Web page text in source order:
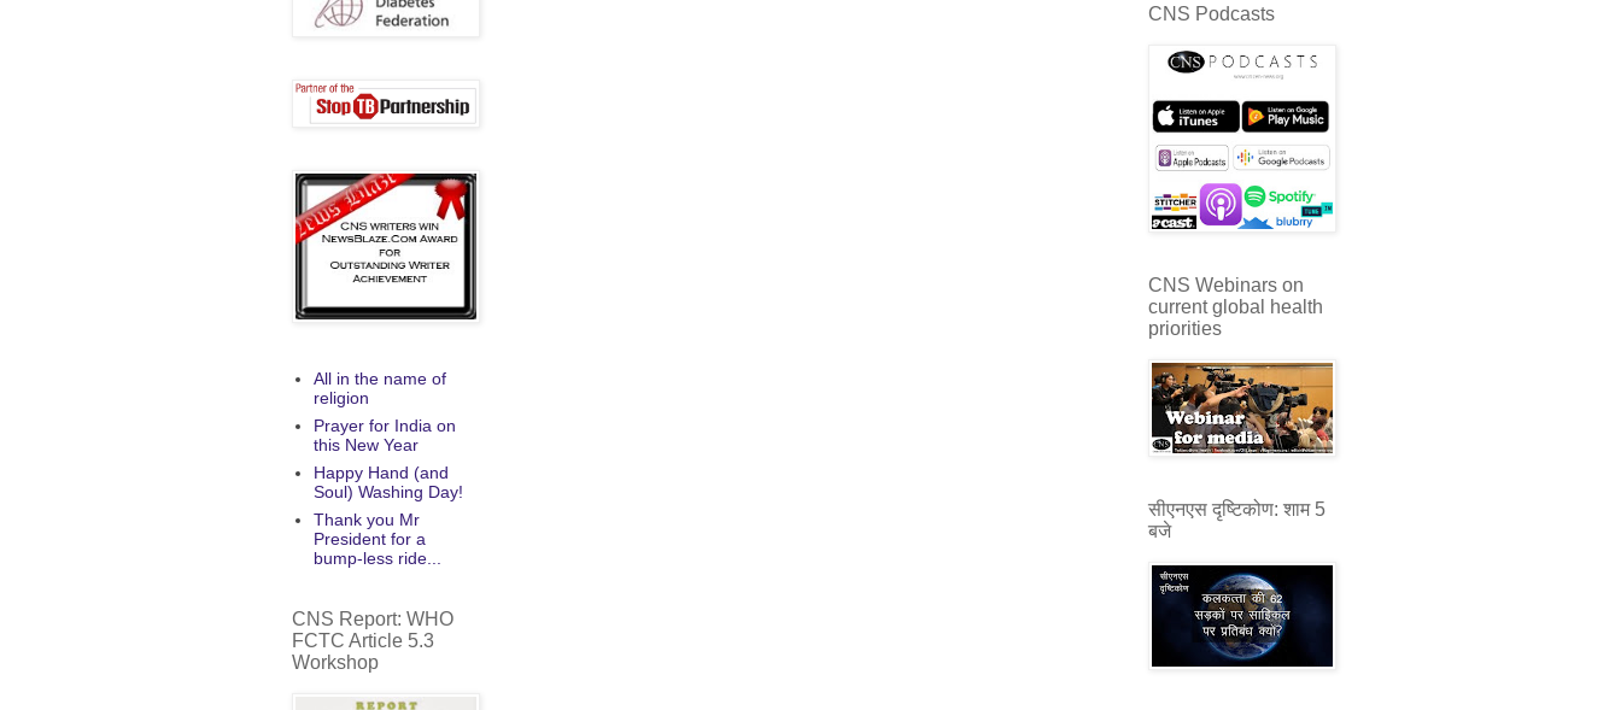
All in the name of
religion
Prayer for India on
this New Year
Happy Hand (and
Soul) Washing Day!
Thank you Mr
President for a
bump-less ride...
CNS Report: WHO
FCTC Article 5.3
Workshop
CNS Podcasts
CNS Webinars on
current global health
priorities
सीएनएस दृष्टिकोण: शाम 5
बजे